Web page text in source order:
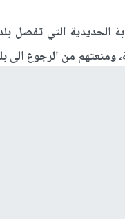
الحديدية التي تفصل
من الرجوع الى